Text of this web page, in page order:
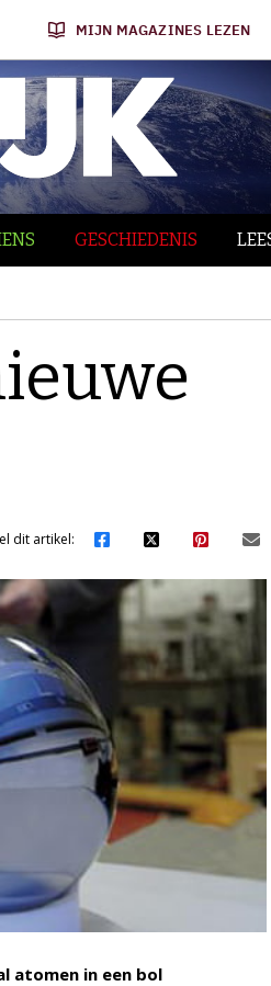
MIJN MAGAZINES LEZEN
GESCHIEDENIS
dit artikel:
atomen in een bol